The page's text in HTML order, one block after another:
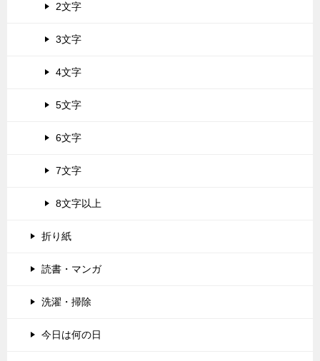
2文字
3文字
4文字
5文字
6文字
7文字
8文字以上
折り紙
読書・マンガ
洗濯・掃除
今日は何の日